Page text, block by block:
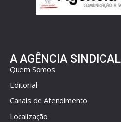
A AGÊNCIA SINDICAL
Quem Somos
Editorial
Canais de Atendimento
Localização